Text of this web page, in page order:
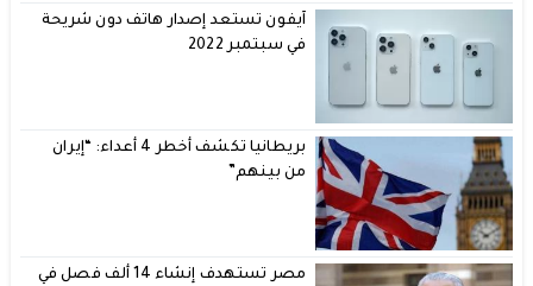
آيفون تستعد إصدار هاتف دون شريحة
في سبتمبر 2022
بريطانيا تكشف أخطر 4 أعداء: “إيران
من بينهم”
مصر تستهدف إنشاء 14 ألف فصل في